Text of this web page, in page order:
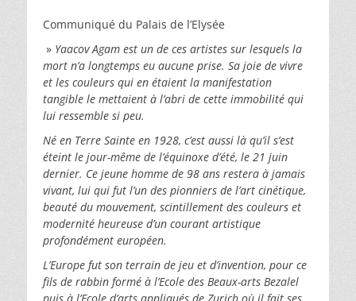
Communiqué du Palais de l’Elysée
» Yaacov Agam est un de ces artistes sur lesquels la
mort n’a longtemps eu aucune prise. Sa joie de vivre
et les couleurs qui en étaient la manifestation
tangible le mettaient à l’abri de cette immobilité qui
lui ressemble si peu.
Né en Terre Sainte en 1928, c’est aussi là qu’il s’est
éteint le jour-même de l’équinoxe d’été, le 21 juin
dernier. Ce jeune homme de 98 ans restera à jamais
vivant, lui qui fut l’un des pionniers de l’art cinétique,
beauté du mouvement, scintillement des couleurs et
modernité heureuse d’un courant artistique
profondément européen.
L’Europe fut son terrain de jeu et d’invention, pour ce
fils de rabbin formé à l’Ecole des Beaux-arts Bezalel